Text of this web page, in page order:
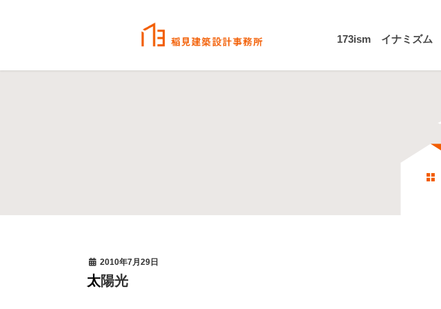
173ism イナミズム
2010年7月29日
太陽光